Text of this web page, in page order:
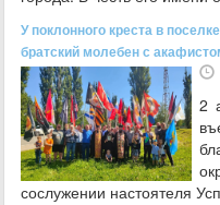
У поклонного креста в
братский молебен с
2
сослужении настоятеля